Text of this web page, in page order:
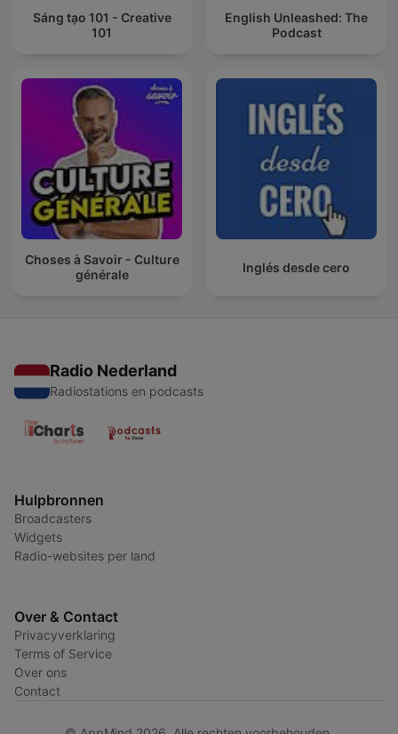
Sáng tạo 101 - Creative
101
English Unleashed: The
Podcast
Choses à Savoir - Culture
générale
Inglés desde cero
Radio Nederland
Radiostations en podcasts
Hulpbronnen
Broadcasters
Widgets
Radio-websites per land
Over & Contact
Privacyverklaring
Terms of Service
Over ons
Contact